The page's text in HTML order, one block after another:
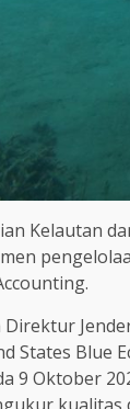
Kelautan
States Blue
9 Oktober